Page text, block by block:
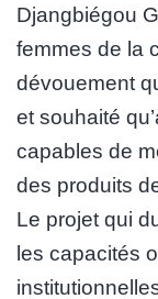
Djangbiégou
femmes de la
dévouement
et souhaité
capables de
des produits
Le projet qui
les capacités